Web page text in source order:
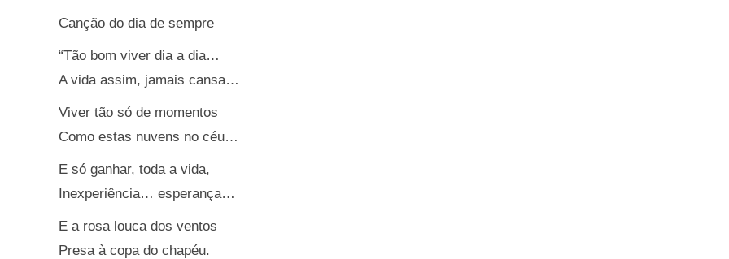
Canção do dia de sempre
“Tão bom viver dia a dia…
A vida assim, jamais cansa…
Viver tão só de momentos
Como estas nuvens no céu…
E só ganhar, toda a vida,
Inexperiência… esperança…
E a rosa louca dos ventos
Presa à copa do chapéu.